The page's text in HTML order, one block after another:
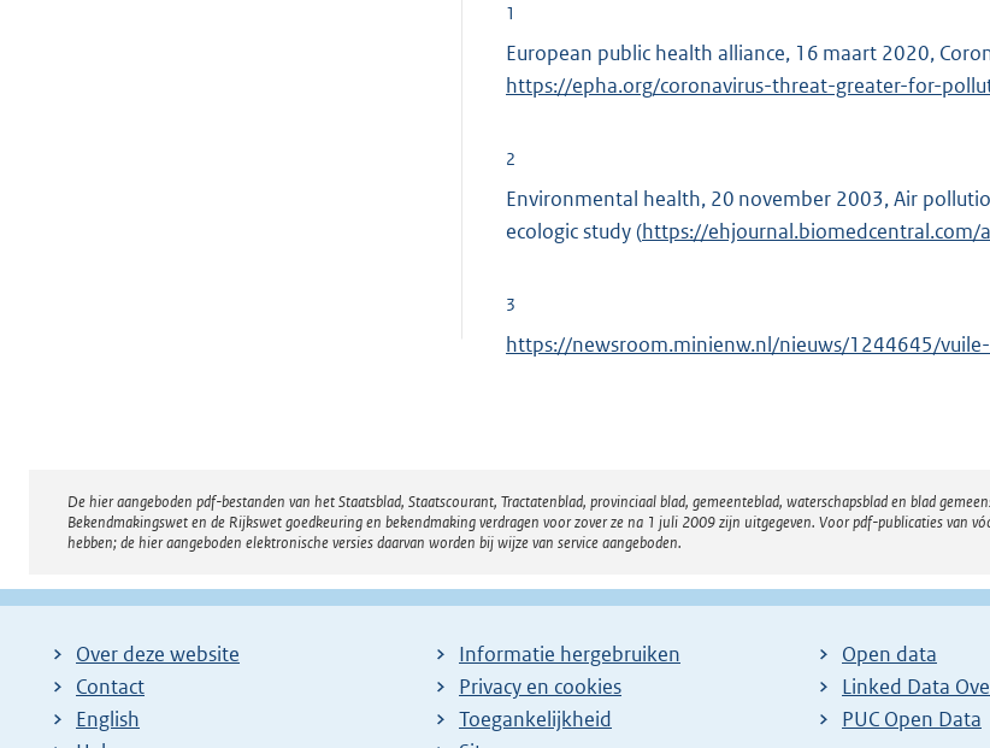
1
European public health alliance, 16 maart 2020,
https://epha.org/coronavirus-threat-greater-for-
2
Environmental health, 20 november 2003, Air
ecologic study (E
r
n
k
:
https://
3
E
n
e
i
k
:
https://newsroom.minienw.nl/nieuws/1244645/
Disclaimer
De hier aangeboden pdf-bestanden van het Staatsblad, Staatscourant, Tractatenblad, provinciaal blad, gemeenteblad, waterschapsblad en blad
Bekendmakingswet en de Rijkswet goedkeuring en bekendmaking verdragen voor zover ze na 1 juli 2009 zijn uitgegeven. Voor pdf-publicaties van
hebben; de hier aangeboden elektronische versies daarvan worden bij wijze van service aangeboden.
Over deze website
Contact
English
Informatie hergebruiken
Privacy en cookies
Toegankelijkheid
Open data
Linked Data
PUC Open Data